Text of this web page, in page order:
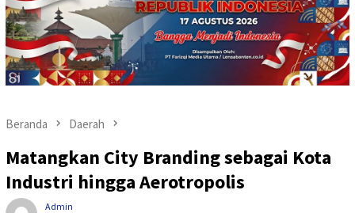
Beranda Daerah
Matangkan City Branding sebagai Kota
Industri hingga Aerotropolis
Admin